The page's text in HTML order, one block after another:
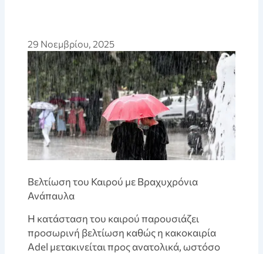
29 Νοεμβρίου, 2025
Βελτίωση του Καιρού με Βραχυχρόνια
Ανάπαυλα
Η κατάσταση του καιρού παρουσιάζει
προσωρινή βελτίωση καθώς η κακοκαιρία
Adel μετακινείται προς ανατολικά, ωστόσο